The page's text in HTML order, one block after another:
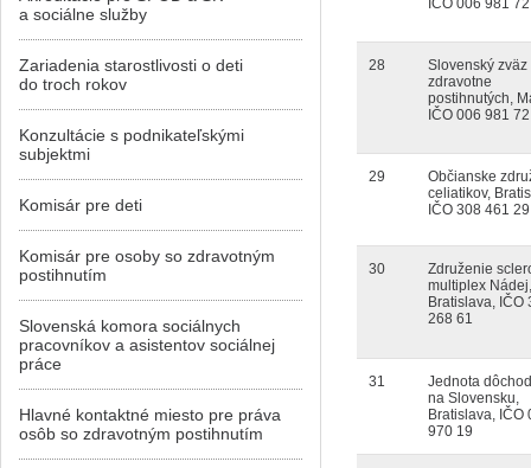
IČO 006 981 72
28
Slovenský zväz
zdravotne
postihnutých,
IČO 006 981 72
29
Občianske
celiatikov,
IČO 308 461 29
30
Združenie
multiplex Nádej,
Bratislava, IČO
268 61
31
Jednota
na Slovensku,
Bratislava, IČO
970 19
a sociálne služby
Zariadenia starostlivosti o deti
do troch rokov
Konzultácie s podnikateľskými
subjektmi
Komisár pre deti
Komisár pre osoby so zdravotným
postihnutím
Slovenská komora sociálnych
pracovníkov a asistentov sociálnej
práce
Hlavné kontaktné miesto pre práva
osôb so zdravotným postihnutím